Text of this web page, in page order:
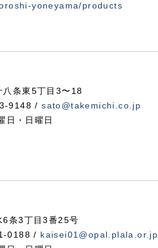
yoneyama/products
条東5丁目3〜18
9148 /sato@takemichi.co.jp
日・日曜日
条3丁目3番25号
0188 / kaisei01@opal.plala.or.jp